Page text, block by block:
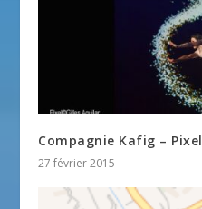
Compagnie Kafig – Pixel
27 février 2015